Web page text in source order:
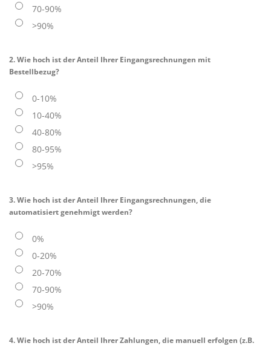
70-90%
>90%
2. Wie hoch ist der Anteil Ihrer Eingangsrechnungen mit
Bestellbezug?
0-10%
10-40%
40-80%
80-95%
>95%
3. Wie hoch ist der Anteil Ihrer Eingangsrechnungen, die
automatisiert genehmigt werden?
0%
0-20%
20-70%
70-90%
>90%
4. Wie hoch ist der Anteil Ihrer Zahlungen, die manuell erfolgen (z.B.